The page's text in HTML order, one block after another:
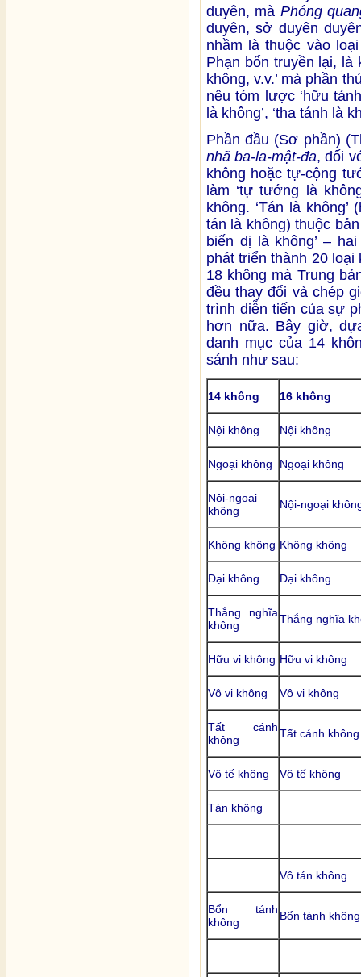
duyên, mà Phóng
duyên, sở duyên
nhầm là thuộc vào
Phạn bổn truyền lại, là
không, v.v.’ mà phần
nêu tóm lược ‘hữu
là không’, ‘tha tánh là
Phần đầu (Sơ phần)
nhã ba-la-mật-đa, đối
không hoặc tự-cộng
làm ‘tự tướng là
không. ‘Tán là
tán là không) thuộc bản
biến dị là không’ –
phát triển thành 20 loại
18 không mà Trung
đều thay đổi và chép
trình diễn tiến của sự
hơn nữa. Bây giờ,
danh mục của 14
sánh như sau:
14 không 16 không
Nội không Nội không
Ngoại không Ngoại không
Nội-ngoại
không
Nội-ngoại
Không không Không không
Đại không Đại không
Thắng nghĩa
không
Thắng nghĩa
Hữu vi không Hữu vi không
Vô vi không Vô vi không
Tất cánh
không
Tất cánh không
Vô tế không Vô tế không
Tán không
Vô tán không
Bổn tánh
không
Bổn tánh không